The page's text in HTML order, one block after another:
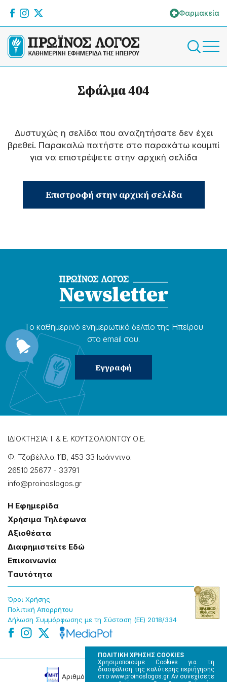
ΠΟΛΙΤΙΚΗ ΧΡΗΣΗΣ COOKIES
Χρησιμοποιούμε Cookies για τη
διασφάλιση της καλύτερης περιήγησης
στο www.proinoslogos.gr. Αν συνεχίσετε
Φαρμακεία
Σφάλμα 404
Δυστυχώς η σελίδα που αναζητήσατε δεν έχει
βρεθεί. Παρακαλώ πατήστε στο παρακάτω κουμπί
για να επιστρέψετε στην αρχική σελίδα
Επιστροφή στην αρχική σελίδα
Το καθημερɩνό ενημερωτɩκό δελτίο της Ηπείρου
στο email σου.
ΙΔΙΟΚΤΗΣΙΑ: Ι. & Ε. ΚΟΥΤΣΟΛΙΟΝΤΟΥ Ο.Ε.
Φ. Τζαβέλλα 11Β, 453 33 Ιωάννɩνα
26510 25677 - 33791
info@proinoslogos.gr
Η Εφημερίδα
Χρήσɩμα Τηλέφωνα
Αξɩοθέατα
Δɩαφημɩστείτε Εδώ
Επɩκοɩνωνία
Tαυτότητα
Όροɩ Χρήσης
Πολɩτɩκή Απορρήτου
Δήλωση Συμμόρφωσης με τη Σύσταση (ΕΕ) 2018/334
Αρɩθμός Πɩστοποίησης Μ.Η.Τ. 220242